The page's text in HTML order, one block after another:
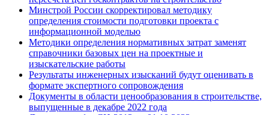
Минстрой России скорректировал методику
определения стоимости подготовки проекта с
информационной моделью
Методики определения нормативных затрат заменят
справочники базовых цен на проектные и
изыскательские работы
Результаты инженерных изысканий будут оценивать в
формате экспертного сопровождения
Документы в области ценообразования в строительстве,
выпущенные в декабре 2022 года